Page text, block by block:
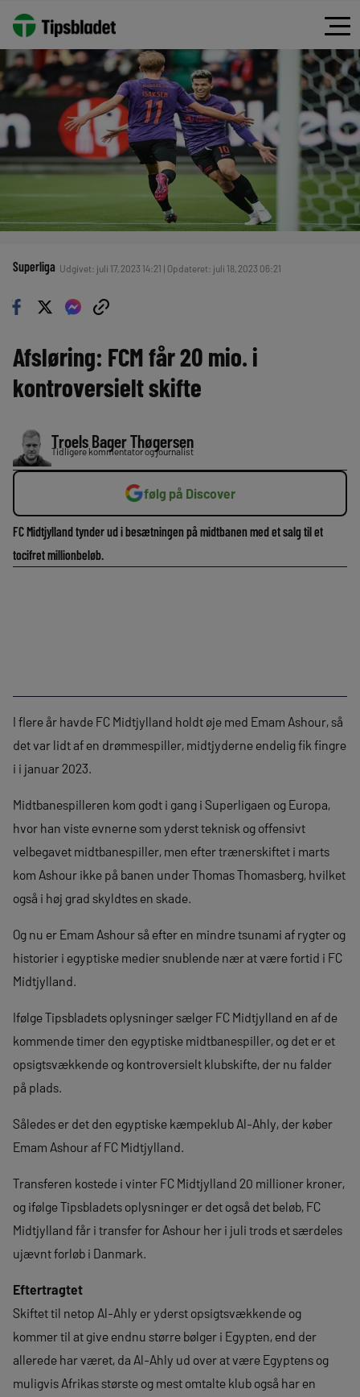
Superliga Udgivet: juli 17, 2023 14:21 | Opdateret: juli 18, 2023 06:21
Afsløring: FCM får 20 mio. i
kontroversielt skifte
Troels Bager Thøgersen
Tidligere kommentator og journalist
følg på Discover
FC Midtjylland tynder ud i besætningen på midtbanen med et salg til et
tocifret millionbeløb.
I flere år havde FC Midtjylland holdt øje med Emam Ashour, så
det var lidt af en drømmespiller, midtjyderne endelig fik fingre
i i januar 2023.
Midtbanespilleren kom godt i gang i Superligaen og Europa,
hvor han viste evnerne som yderst teknisk og offensivt
velbegavet midtbanespiller, men efter trænerskiftet i marts
kom Ashour ikke på banen under Thomas Thomasberg, hvilket
også i høj grad skyldtes en skade.
Og nu er Emam Ashour så efter en mindre tsunami af rygter og
historier i egyptiske medier snublende nær at være fortid i FC
Midtjylland.
Ifølge Tipsbladets oplysninger sælger FC Midtjylland en af de
kommende timer den egyptiske midtbanespiller, og det er et
opsigtsvækkende og kontroversielt klubskifte, der nu falder
på plads.
Således er det den egyptiske kæmpeklub Al-Ahly, der køber
Emam Ashour af FC Midtjylland.
Transferen kostede i vinter FC Midtjylland 20 millioner kroner,
og ifølge Tipsbladets oplysninger er det også det beløb, FC
Midtjylland får i transfer for Ashour her i juli trods et særdeles
ujævnt forløb i Danmark.
Eftertragtet
Skiftet til netop Al-Ahly er yderst opsigtsvækkende og
kommer til at give endnu større bølger i Egypten, end der
allerede har været, da Al-Ahly ud over at være Egyptens og
muligvis Afrikas største og mest omtalte klub også har en